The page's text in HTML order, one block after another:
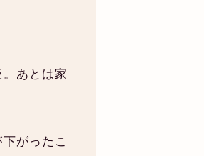
あとは家
がったこ